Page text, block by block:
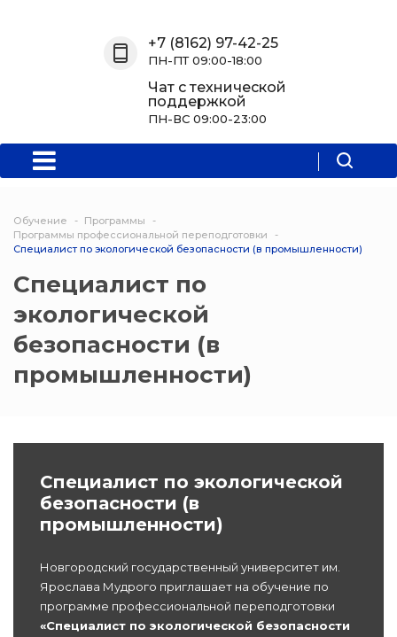
колледж
Программы
подготовки
Цифровая
Мероприятия
Информация
+7 (8162) 97-42-25
ПН-ПТ 09:00-18:00
Чат с технической
поддержкой
ПН-ВС 09:00-23:00
Обучение
Программы
Программы профессиональной переподготовки
Специалист по экологической безопасности (в промышленности)
Специалист по
экологической
безопасности (в
промышленности)
Специалист по экологической
безопасности (в
промышленности)
Новгородский государственный университет им.
Ярослава Мудрого приглашает на обучение по
программе профессиональной переподготовки
«Специалист по экологической безопасности